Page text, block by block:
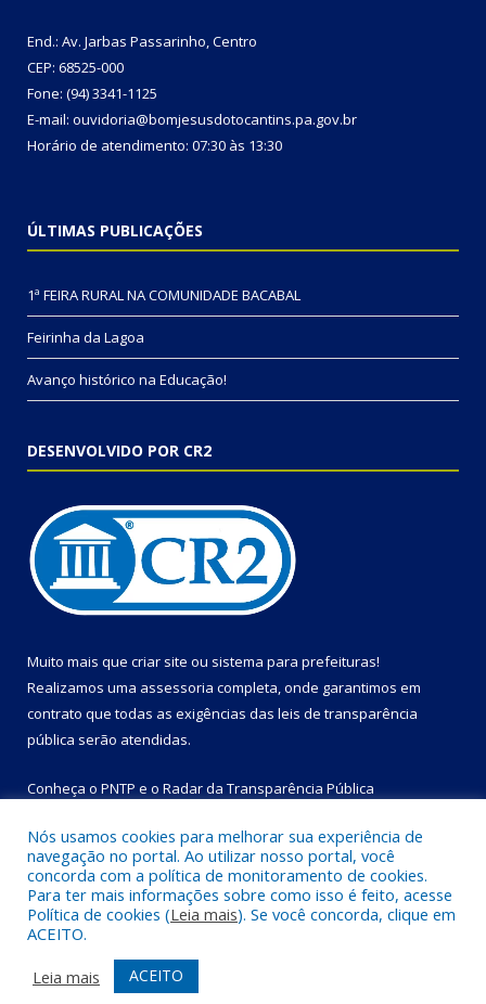
End.: Av. Jarbas Passarinho, Centro
CEP: 68525-000
Fone: (94) 3341-1125
E-mail: ouvidoria@bomjesusdotocantins.pa.gov.br
Horário de atendimento: 07:30 às 13:30
ÚLTIMAS PUBLICAÇÕES
1ª FEIRA RURAL NA COMUNIDADE BACABAL
Feirinha da Lagoa
Avanço histórico na Educação!
DESENVOLVIDO POR CR2
Muito mais que criar site ou sistema para prefeituras!
Realizamos uma assessoria completa, onde garantimos em
contrato que todas as exigências das leis de transparência
pública serão atendidas.
Conheça o PNTP e o Radar da Transparência Pública
Todos os direitos reservados a Prefeitura Municipal de Bom
Jesus do Tocantins.
Mapa do Site
Acessar Área Administrativa
Acessar Webmail
Nós usamos cookies para melhorar sua experiência de
navegação no portal. Ao utilizar nosso portal, você
concorda com a política de monitoramento de cookies.
Para ter mais informações sobre como isso é feito, acesse
Política de cookies (Leia mais). Se você concorda, clique em
ACEITO.
Leia mais
ACEITO